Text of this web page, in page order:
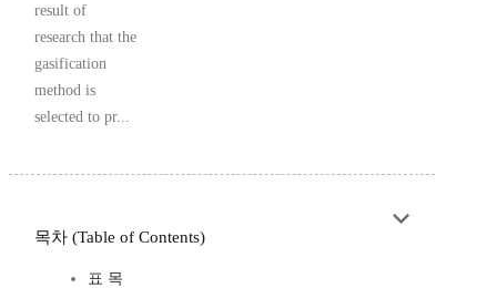
result of
research that the
gasification
method is
selected to pr...
목차 (Table of Contents)
표 목